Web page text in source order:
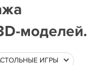
моделей.
ИГРЫ